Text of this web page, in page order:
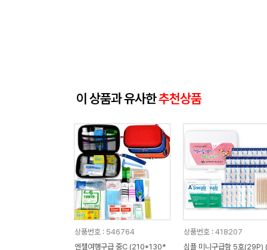
이 상품과 유사한추천상품
상품번호 : 546764
엔젤여행구급 중C (210*130*
상품번호 : 418207
심플 미니구급함 5호(29P)